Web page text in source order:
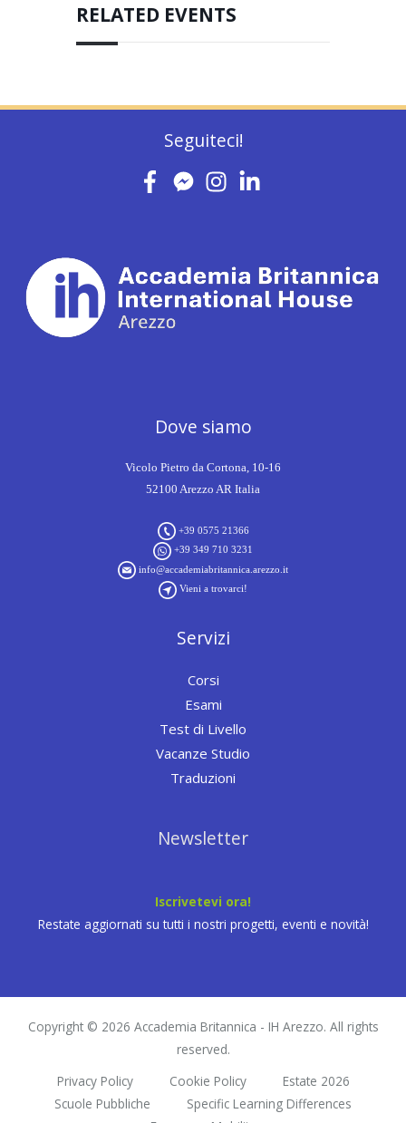
RELATED EVENTS
Seguiteci!
Dove siamo
Vicolo Pietro da Cortona, 10-16
52100 Arezzo AR Italia
+39 0575 21366
+39 349 710 3231
info@accademiabritannica.arezzo.it
Vieni a trovarci!
Servizi
Corsi
Esami
Test di Livello
Vacanze Studio
Traduzioni
Newsletter
Iscrivetevi ora!
Restate aggiornati su tutti i nostri progetti, eventi e novità!
Copyright © 2026 Accademia Britannica - IH Arezzo. All rights
reserved.
Privacy Policy
Cookie Policy
Estate 2026
Scuole Pubbliche
Specific Learning Differences